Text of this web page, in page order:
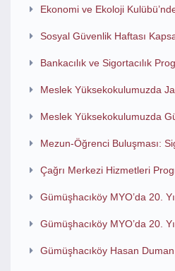
Ekonomi ve Ekoloji
Sosyal Güvenlik Haftası
Bankacılık ve Sigortacılık
Meslek Yüksekokulumuzda
Meslek Yüksekokulumuzda
Mezun-Öğrenci Buluşması:
Çağrı Merkezi Hizmetleri
Gümüşhacıköy MYO’da 20.
Gümüşhacıköy MYO’da 20.
Gümüşhacıköy Hasan Duman